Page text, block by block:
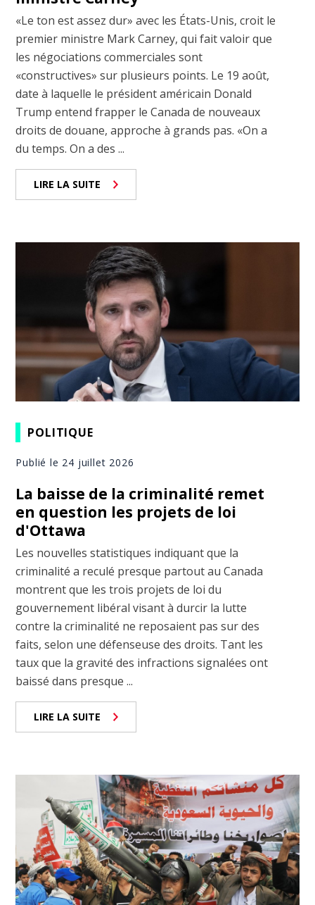
«Le ton est assez dur» avec les États-Unis, croit le
premier ministre Mark Carney, qui fait valoir que
les négociations commerciales sont
«constructives» sur plusieurs points. Le 19 août,
date à laquelle le président américain Donald
Trump entend frapper le Canada de nouveaux
droits de douane, approche à grands pas. «On a
du temps. On a des ...
LIRE LA SUITE
POLITIQUE
Publié le 24 juillet 2026
La baisse de la criminalité remet
en question les projets de loi
d'Ottawa
Les nouvelles statistiques indiquant que la
criminalité a reculé presque partout au Canada
montrent que les trois projets de loi du
gouvernement libéral visant à durcir la lutte
contre la criminalité ne reposaient pas sur des
faits, selon une défenseuse des droits. Tant les
taux que la gravité des infractions signalées ont
baissé dans presque ...
LIRE LA SUITE